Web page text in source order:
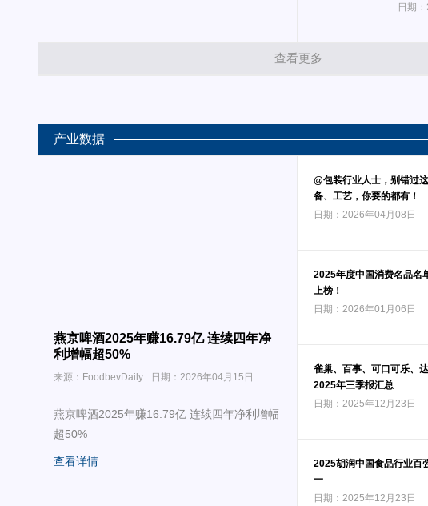
日期
查看更多
产业数据
燕京啤酒2025年赚16.79亿 连续四年净
利增幅超50%
来源：FoodbevDaily 日期：2026年04月15日
燕京啤酒2025年赚16.79亿 连续四年净利增幅
超50%
查看详情
@包装行业人士，别错过
备、工艺，你要的都有！
日期：2026年04月08日
2025年度中国消费名品名
上榜！
日期：2026年01月06日
雀巢、百事、可口可乐、
2025年三季报汇总
日期：2025年12月23日
2025胡润中国食品行业百
一
日期：2025年12月23日